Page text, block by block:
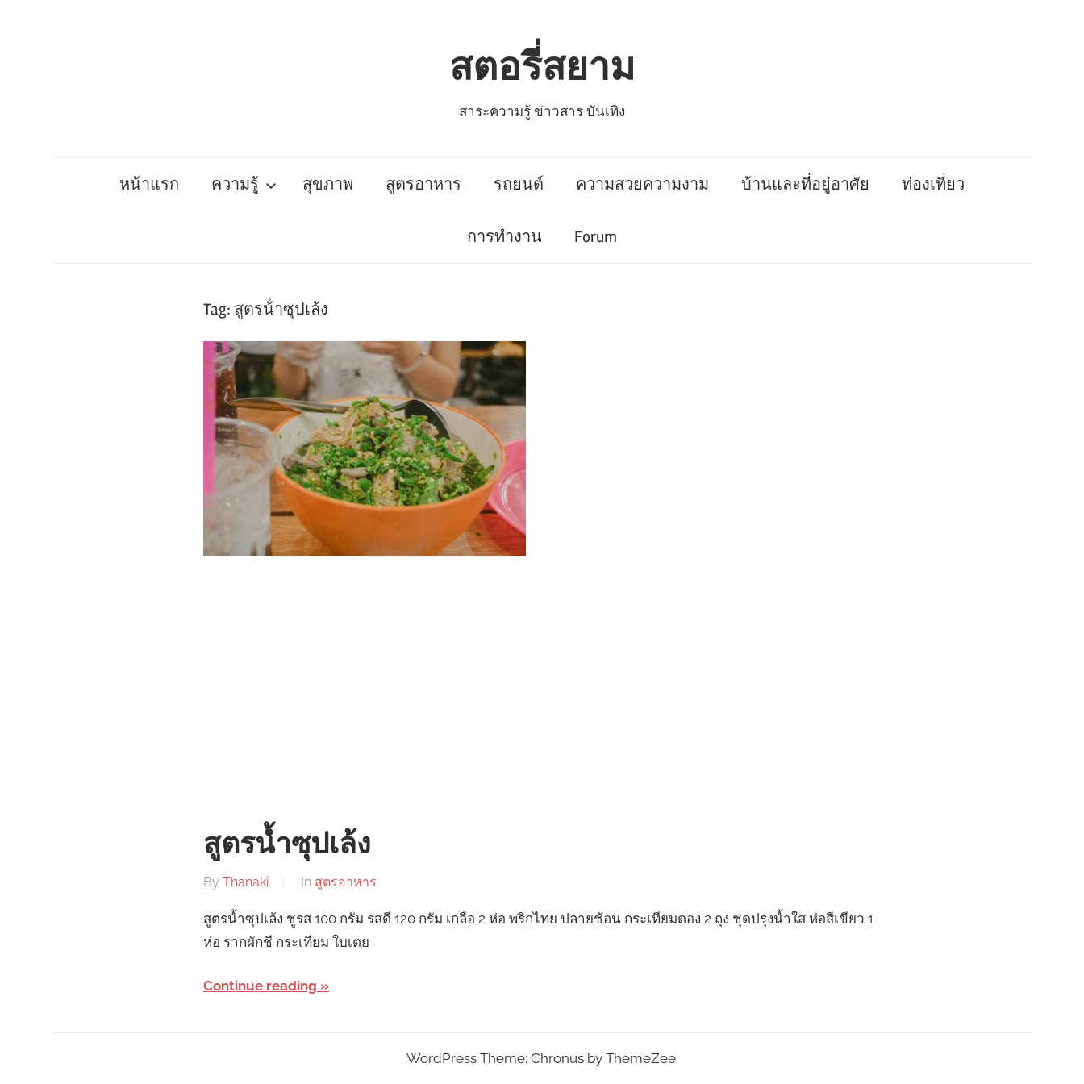
สตอรี่สยาม
สาระความรู้ ข่าวสาร บันเทิง
หน้าแรก ความรู้ สุขภาพ สูตรอาหาร รถยนต์ ความสวยความงาม บ้านและที่อยู่อาศัย ท่องเที่ยว
การทำงาน Forum
Tag: สูตรน้ําซุปเล้ง
สูตรน้ำซุปเล้ง
By Thanaki In สูตรอาหาร
สูตรน้ำซุปเล้ง ชูรส 100 กรัม รสดี 120 กรัม เกลือ 2 ห่อ พริกไทย ปลายช้อน กระเทียมดอง 2 ถุง ชุดปรุงน้ำใส ห่อสีเขียว 1
ห่อ รากผักชี กระเทียม ใบเตย
Continue reading
WordPress Theme: Chronus by ThemeZee.